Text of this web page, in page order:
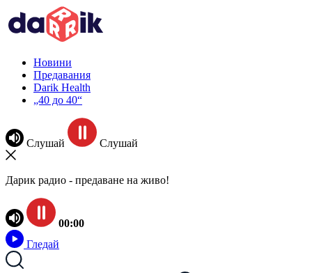
Новини
Предавания
Darik Health
„40 до 40“
Слушай Слушай
Дарик радио - предаване на живо!
00:00
Гледай